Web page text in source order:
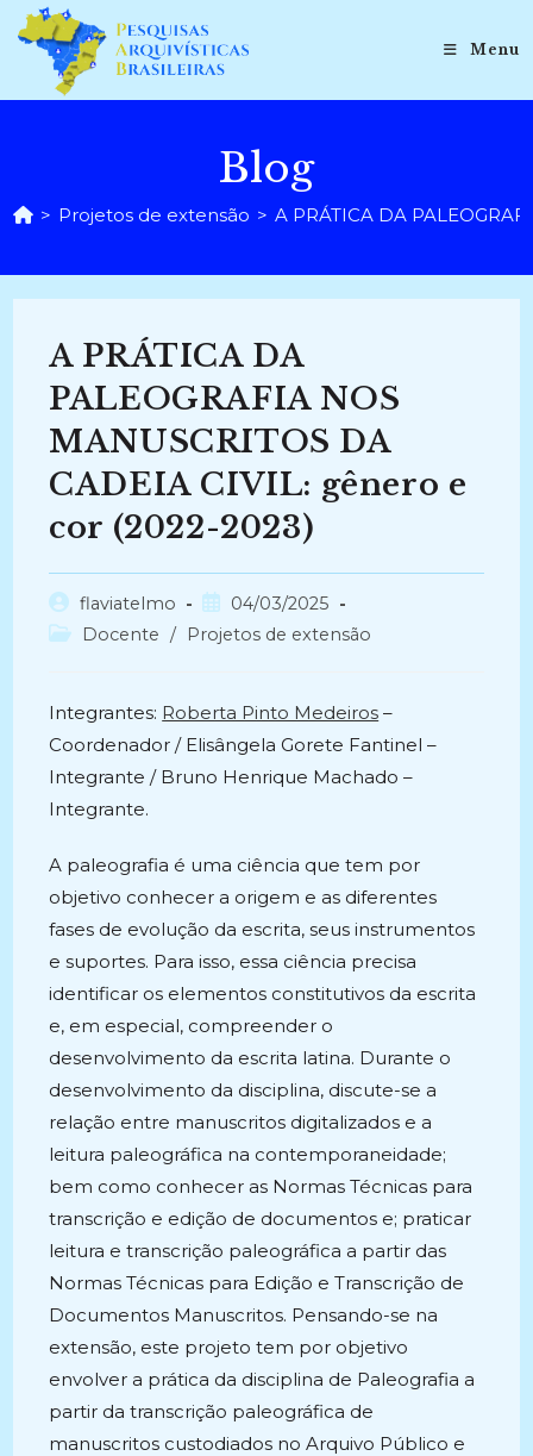
para
conteúdo
Menu
Blog
> Projetos de extensão > A PRÁTICA DA
A PRÁTICA DA
PALEOGRAFIA NOS
MANUSCRITOS DA
CADEIA CIVIL: gênero e
cor (2022-2023)
Autor
do
flaviatelmo
Post
publicado:
04/03/2025
Categoria
Docente / Projetos de extensão
Integrantes: Roberta Pinto Medeiros –
Coordenador / Elisângela Gorete Fantinel –
Integrante / Bruno Henrique Machado –
Integrante.
A paleografia é uma ciência que tem por
objetivo conhecer a origem e as diferentes
fases de evolução da escrita, seus instrumentos
e suportes. Para isso, essa ciência precisa
identificar os elementos constitutivos da escrita
e, em especial, compreender o
desenvolvimento da escrita latina. Durante o
desenvolvimento da disciplina, discute-se a
relação entre manuscritos digitalizados e a
leitura paleográfica na contemporaneidade;
bem como conhecer as Normas Técnicas para
transcrição e edição de documentos e; praticar
leitura e transcrição paleográfica a partir das
Normas Técnicas para Edição e Transcrição de
Documentos Manuscritos. Pensando-se na
extensão, este projeto tem por objetivo
envolver a prática da disciplina de Paleografia a
partir da transcrição paleográfica de
manuscritos custodiados no Arquivo Público e